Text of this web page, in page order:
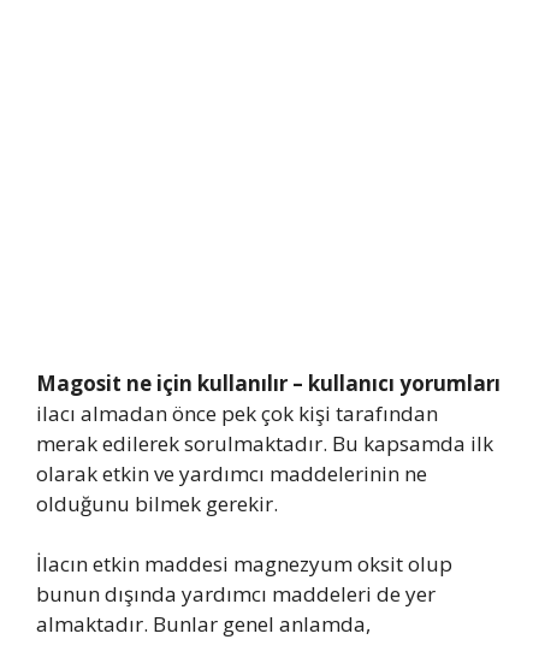
Magosit ne için kullanılır – kullanıcı yorumları
ilacı almadan önce pek çok kişi tarafından
merak edilerek sorulmaktadır. Bu kapsamda ilk
olarak etkin ve yardımcı maddelerinin ne
olduğunu bilmek gerekir.
İlacın etkin maddesi magnezyum oksit olup
bunun dışında yardımcı maddeleri de yer
almaktadır. Bunlar genel anlamda,